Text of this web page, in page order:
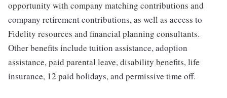
opportunity with company matching contributions and
company retirement contributions, as well as access to
Fidelity resources and financial planning consultants.
Other benefits include tuition assistance, adoption
assistance, paid parental leave, disability benefits, life
insurance, 12 paid holidays, and permissive time off.